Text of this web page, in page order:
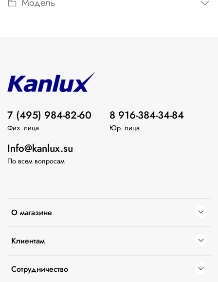
О магазине
Клиентам
Сотрудничество
7 (495) 984-82-60
Физ. лица
8 916-384-34-84
Юр. лица
Info@kanlux.su
По всем вопросам